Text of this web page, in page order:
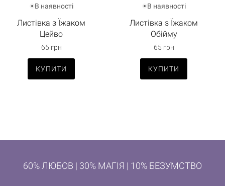
В наявності
Листівка з Їжаком
Цейво
65 грн
КУПИТИ
В наявності
Листівка з Їжаком
Обійму
65 грн
КУПИТИ
60% ЛЮБОВ | 30% МАГІЯ | 10% БЕЗУМСТВО